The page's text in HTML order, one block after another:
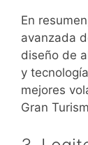
En
avanzada
diseño de
y
mejores
Gran